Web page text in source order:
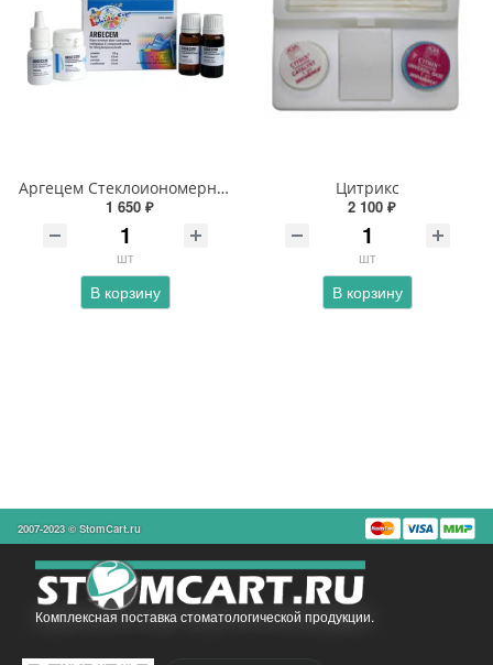
Аргецем Стеклоиономерный серебросодержащий цемент
1 650 ₽
шт
В корзину
Цитрикс
2 100 ₽
шт
В корзину
2007-2023 © StomCart.ru
Комплексная поставка стоматологической продукции.